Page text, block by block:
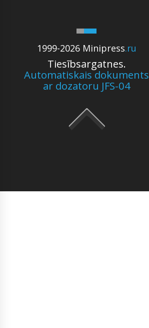
1999-2026 Minipress.ru
Tiesībsargatnes.
Automatiskais dokuments
ar dozatoru JFS-04